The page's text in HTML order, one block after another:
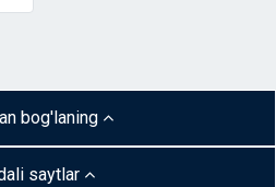
bog'laning
saytlar